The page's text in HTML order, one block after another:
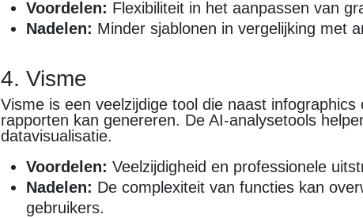
Voordelen: Flexibiliteit in het aanpassen van
Nadelen: Minder sjablonen in vergelijking met
4. Visme
Visme is een veelzijdige tool die naast infographics
rapporten kan genereren. De AI-analysetools
datavisualisatie.
Voordelen: Veelzijdigheid en professionele
Nadelen: De complexiteit van functies kan
gebruikers.